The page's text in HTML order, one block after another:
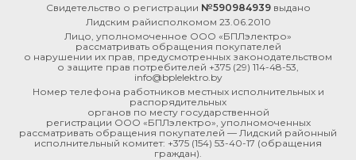
Свидетельство о регистрации №590984939выдано
Лидским райисполкомом 23.06.2010
Лицо, уполномоченное ООО «БПЛэлектро»
рассматривать обращения покупателей
о нарушении их прав, предусмотренных законодательством
о защите прав потребителей +375 (29) 114-48-53
info@bplelektro.by
Номер телефона работников местных исполнительных и
распорядительных
органов по месту государственной
регистрации ООО «БПЛэлектро», уполномоченных
рассматривать обращения покупателей — Лидский районный
исполнительный комитет: +375 (154) 53-40-17 (обращения
граждан).